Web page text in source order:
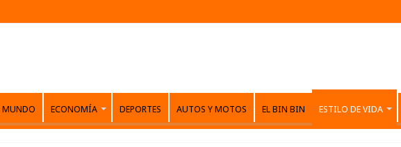
MUNDO ECONOMÍA DEPORTES AUTOS Y MOTOS EL BIN BIN ESTILO DE VIDA